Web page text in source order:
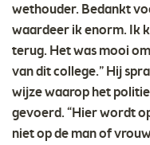
wethouder. Bedankt
waardeer ik enorm. Ik
terug. Het was mooi
van dit college.” Hij
wijze waarop het
gevoerd. “Hier wordt
niet op de man of